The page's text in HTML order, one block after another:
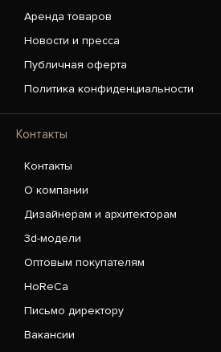
Аренда товаров
Новости и пресса
Публичная оферта
Политика конфиденциальности
Контакты
Контакты
О компании
Дизайнерам и архитекторам
3d-модели
Оптовым покупателям
HoReCa
Письмо директору
Вакансии